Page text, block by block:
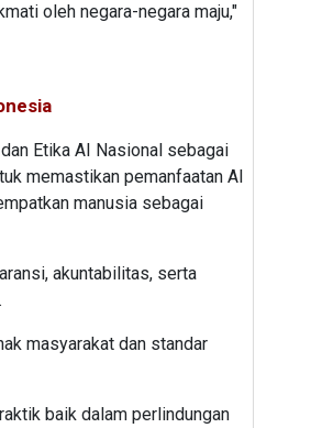
oleh negara-negara maju,"
Etika AI Nasional sebagai
memastikan pemanfaatan AI
manusia sebagai
akuntabilitas, serta
masyarakat dan standar
baik dalam perlindungan